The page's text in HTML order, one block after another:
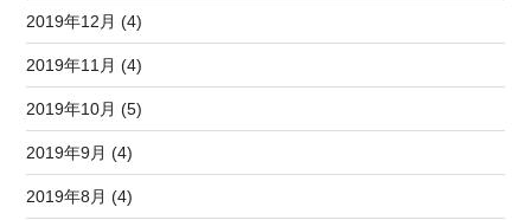
2019年12月 (4)
2019年11月 (4)
2019年10月 (5)
2019年9月 (4)
2019年8月 (4)